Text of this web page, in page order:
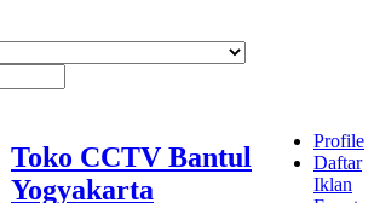
Toko CCTV Bantul
Yogyakarta
Profile
Daftar
Iklan